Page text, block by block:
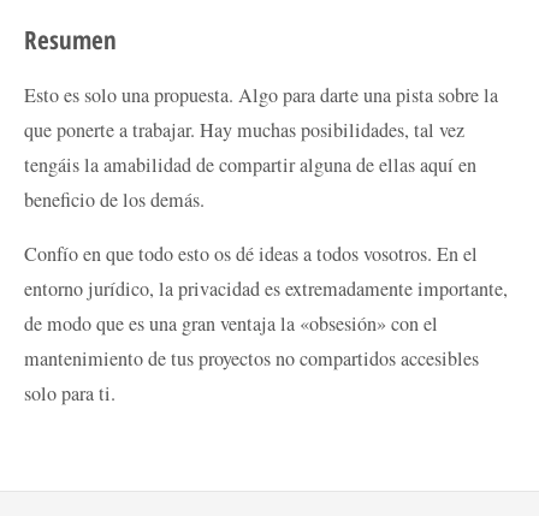
Resumen
Esto es solo una propuesta. Algo para darte una pista sobre la
que ponerte a trabajar. Hay muchas posibilidades, tal vez
tengáis la amabilidad de compartir alguna de ellas aquí en
beneficio de los demás.
Confío en que todo esto os dé ideas a todos vosotros. En el
entorno jurídico, la privacidad es extremadamente importante,
de modo que es una gran ventaja la «obsesión» con el
mantenimiento de tus proyectos no compartidos accesibles
solo para ti.